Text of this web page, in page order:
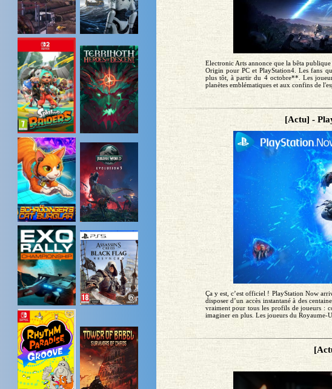
Electronic Arts annonce que la bêta
Origin pour PC et PlayStation4. Les fans
plus tôt, à partir du 4 octobre**. Les
planètes emblématiques et aux confins de
[Actu] -
Ça y est, c’est officiel ! PlayStation Now
disposer d’un accès instantané à des
vraiment pour tous les profils de joueurs :
imaginer en plus. Les joueurs du Royaume-